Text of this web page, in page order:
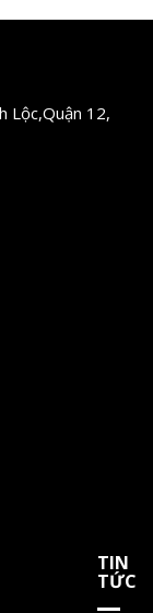
Lộc,Quận 12,
TIN
TỨC